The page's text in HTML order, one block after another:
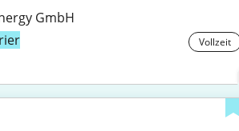
GmbH
Vollzeit